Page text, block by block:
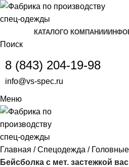
КАТАЛОГО КОМПАНИИ
Поиск
8 (843) 204-19-98
info@vs-spec.ru
Меню
Главная Спецодежда
Бейсболка с мет. застежкой